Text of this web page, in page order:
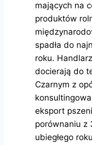
mających na
produktów
spadła do
roku.
docierają do
Czarnym z
eksport
porównaniu z
ubiegłego